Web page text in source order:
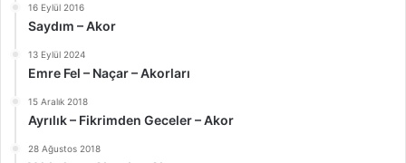
16 Eylül 2016
Saydım – Akor
13 Eylül 2024
Emre Fel – Naçar – Akorları
15 Aralık 2018
Ayrılık – Fikrimden Geceler – Akor
28 Ağustos 2018